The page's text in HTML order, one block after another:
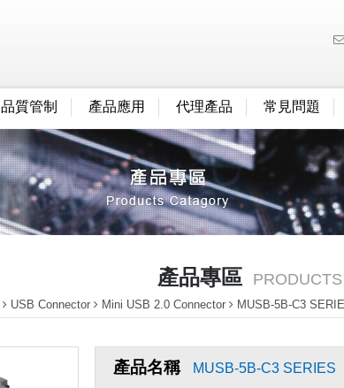
品質管制 產品應用 代理產品 常見問題
產品專區
USB Connector Mini USB 2.0 Connector MUSB-5B-C3
產品名稱 MUSB-5B-C3 SERIES